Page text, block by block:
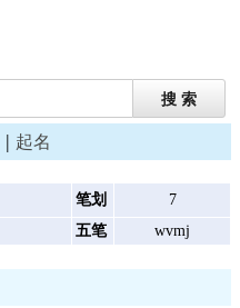
| 起名
笔划
7
五笔 wvmj